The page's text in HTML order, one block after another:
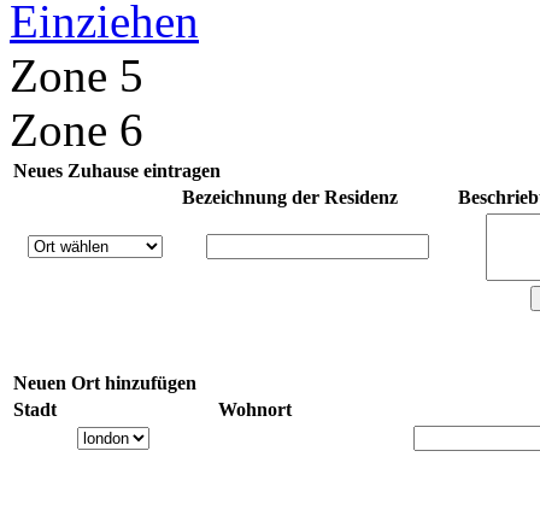
Einziehen
Zone 5
Zone 6
Neues Zuhause eintragen
Bezeichnung der Residenz
Neuen Ort hinzufügen
Stadt
Wohnort